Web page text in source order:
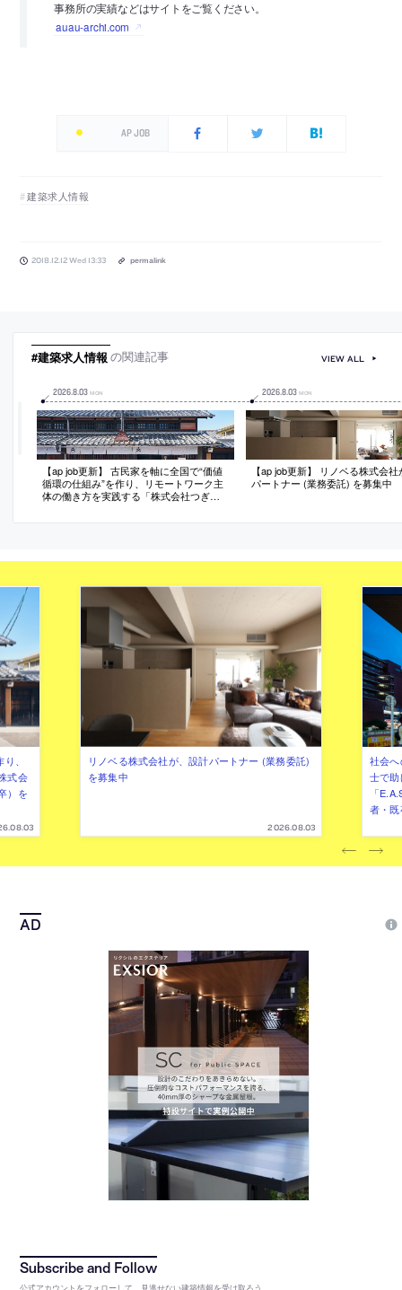
事務所の実績などはサイトをご覧ください。
auau-archi.com
AP JOB
建築求人情報
2018.12.12 Wed 13:33 permalink
#建築求人情報 の関連記事
2026.8.03 MON
【ap job更新】 古民家を軸に全国で“価値
循環の仕組み”を作り、リモートワーク主
体の働き方を実践する「株式会社つぎ
を募集中
2026.8.03 MON
【ap job更新】 リノベる株式会
パートナー (業務委託) を募集中
VIEW ALL
、
式会
）を
リノベる株式会社が、設計パートナー (業務委託)
を募集中
2026.08.03
社会
士で
「
者・